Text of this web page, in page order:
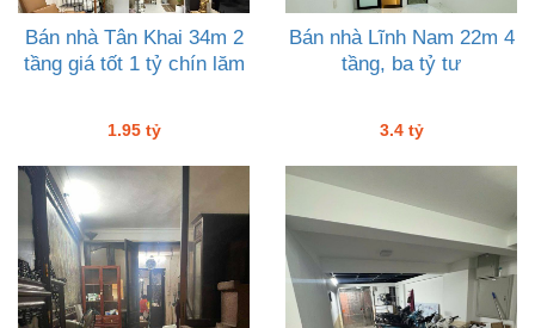
Bán nhà Tân Khai 34m 2
tầng giá tốt 1 tỷ chín lăm
1.95 tỷ
Bán nhà Lĩnh Nam 22m 4
tầng, ba tỷ tư
3.4 tỷ